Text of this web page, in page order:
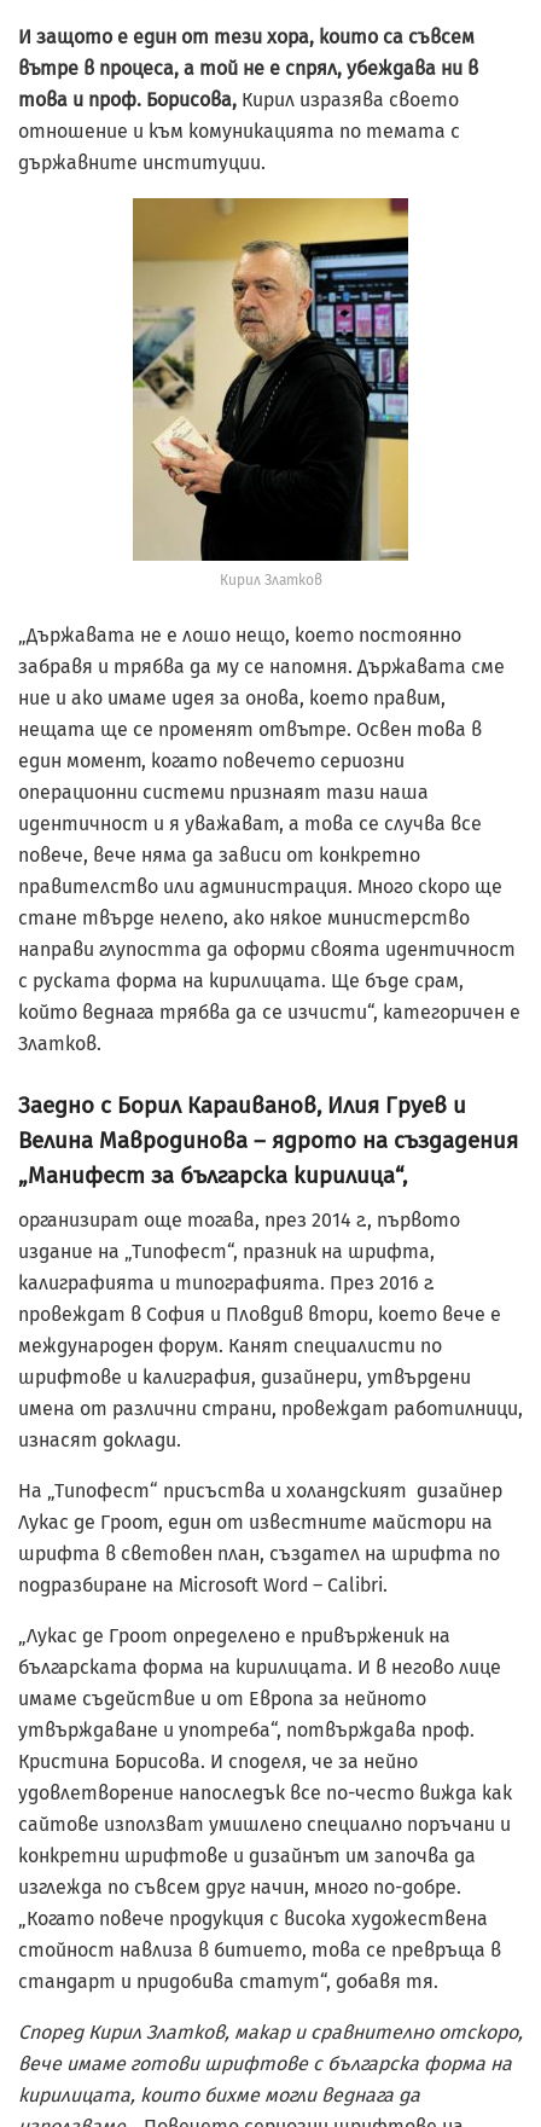
И защото е един от тези хора, които са съвсем
вътре в процеса, а той не е спрял, убеждава ни в
това и проф. Борисова, Кирил изразява своето
отношение и към комуникацията по темата с
държавните институции.
Кирил Златков
„Държавата не е лошо нещо, което постоянно
забравя и трябва да му се напомня. Държавата сме
ние и ако имаме идея за онова, което правим,
нещата ще се променят отвътре. Освен това в
един момент, когато повечето сериозни
операционни системи признаят тази наша
идентичност и я уважават, а това се случва все
повече, вече няма да зависи от конкретно
правителство или администрация. Много скоро ще
стане твърде нелепо, ако някое министерство
направи глупостта да оформи своята идентичност
с руската форма на кирилицата. Ще бъде срам,
който веднага трябва да се изчисти“, категоричен е
Златков.
Заедно с Борил Караиванов, Илия Груев и
Велина Мавродинова – ядрото на създадения
„Манифест за българска кирилица“,
организират още тогава, през 2014 г., първото
издание на „Типофест“, празник на шрифта,
калиграфията и типографията. През 2016 г.
провеждат в София и Пловдив втори, което вече е
международен форум. Канят специалисти по
шрифтове и калиграфия, дизайнери, утвърдени
имена от различни страни, провеждат работилници,
изнасят доклади.
На „Типофест“ присъства и холандският дизайнер
Лукас де Гроот, един от известните майстори на
шрифта в световен план, създател на шрифта по
подразбиране на Microsoft Word – Calibri.
„Лукас де Гроот определено е привърженик на
българската форма на кирилицата. И в негово лице
имаме съдействие и от Европа за нейното
утвърждаване и употреба“, потвърждава проф.
Кристина Борисова. И споделя, че за нейно
удовлетворение напоследък все по-често вижда как
сайтове използват умишлено специално поръчани и
конкретни шрифтове и дизайнът им започва да
изглежда по съвсем друг начин, много по-добре.
„Когато повече продукция с висока художествена
стойност навлиза в битието, това се превръща в
стандарт и придобива статут“, добавя тя.
Според Кирил Златков, макар и сравнително отскоро,
вече имаме готови шрифтове с българска форма на
кирилицата, които бихме могли веднага да